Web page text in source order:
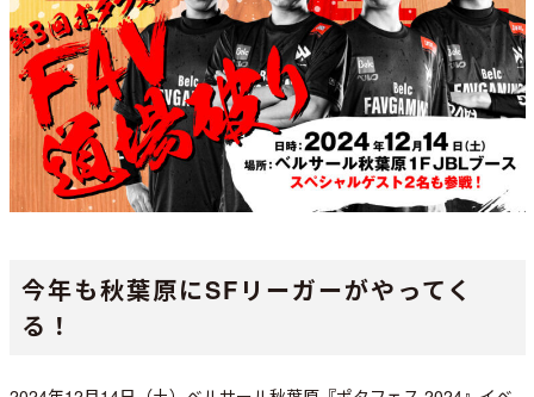
今年も秋葉原にSFリーガーがやってく
る！